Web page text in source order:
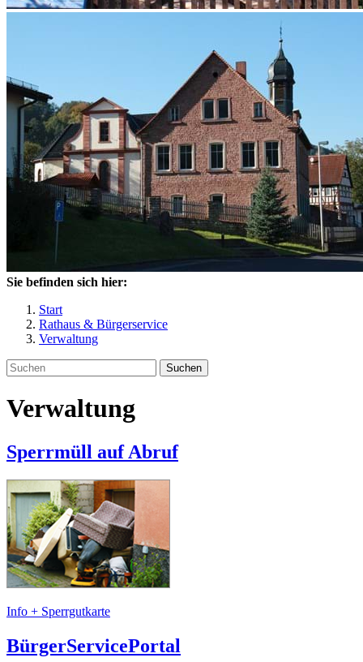
Sie befinden sich hier:
Start
Rathaus & Bürgerservice
Verwaltung
Suchen
Verwaltung
Sperrmüll auf Abruf
Info + Sperrgutkarte
BürgerServicePortal